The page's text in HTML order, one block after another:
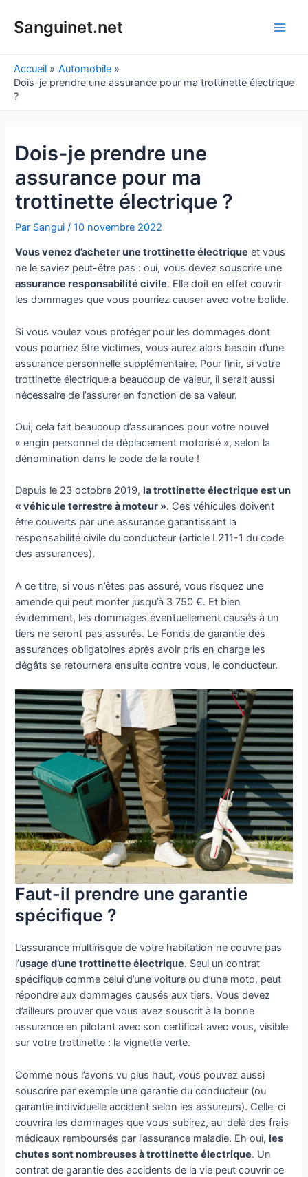
Sanguinet.net
Accueil
Automobile
Dois-je prendre une assurance pour ma trottinette électrique
?
Dois-je prendre une
assurance pour ma
trottinette électrique ?
Par Sangui/10 novembre 2022
Vous venez d’acheter une trottinette électrique et vous
ne le saviez peut-être pas : oui, vous devez souscrire une
assurance responsabilité civile. Elle doit en effet couvrir
les dommages que vous pourriez causer avec votre bolide.
Si vous voulez vous protéger pour les dommages dont
vous pourriez être victimes, vous aurez alors besoin d’une
assurance personnelle supplémentaire. Pour finir, si votre
trottinette électrique a beaucoup de valeur, il serait aussi
nécessaire de l’assurer en fonction de sa valeur.
Oui, cela fait beaucoup d’assurances pour votre nouvel
« engin personnel de déplacement motorisé », selon la
dénomination dans le code de la route !
Depuis le 23 octobre 2019, la trottinette électrique est un
« véhicule terrestre à moteur ». Ces véhicules doivent
être couverts par une assurance garantissant la
responsabilité civile du conducteur (article L211-1 du code
des assurances).
A ce titre, si vous n’êtes pas assuré, vous risquez une
amende qui peut monter jusqu’à 3 750 €. Et bien
évidemment, les dommages éventuellement causés à un
tiers ne seront pas assurés. Le Fonds de garantie des
assurances obligatoires après avoir pris en charge les
dégâts se retournera ensuite contre vous, le conducteur.
Faut-il prendre une garantie
spécifique ?
L’assurance multirisque de votre habitation ne couvre pas
l’usage d’une trottinette électrique. Seul un contrat
spécifique comme celui d’une voiture ou d’une moto, peut
répondre aux dommages causés aux tiers. Vous devez
d’ailleurs prouver que vous avez souscrit à la bonne
assurance en pilotant avec son certificat avec vous, visible
sur votre trottinette : la vignette verte.
Comme nous l’avons vu plus haut, vous pouvez aussi
souscrire par exemple une garantie du conducteur (ou
garantie individuelle accident selon les assureurs). Celle-ci
couvrira les dommages que vous subirez, au-delà des frais
médicaux remboursés par l’assurance maladie. Eh oui,les
chutes sont nombreuses à trottinette électrique. Un
contrat de garantie des accidents de la vie peut couvrir ce